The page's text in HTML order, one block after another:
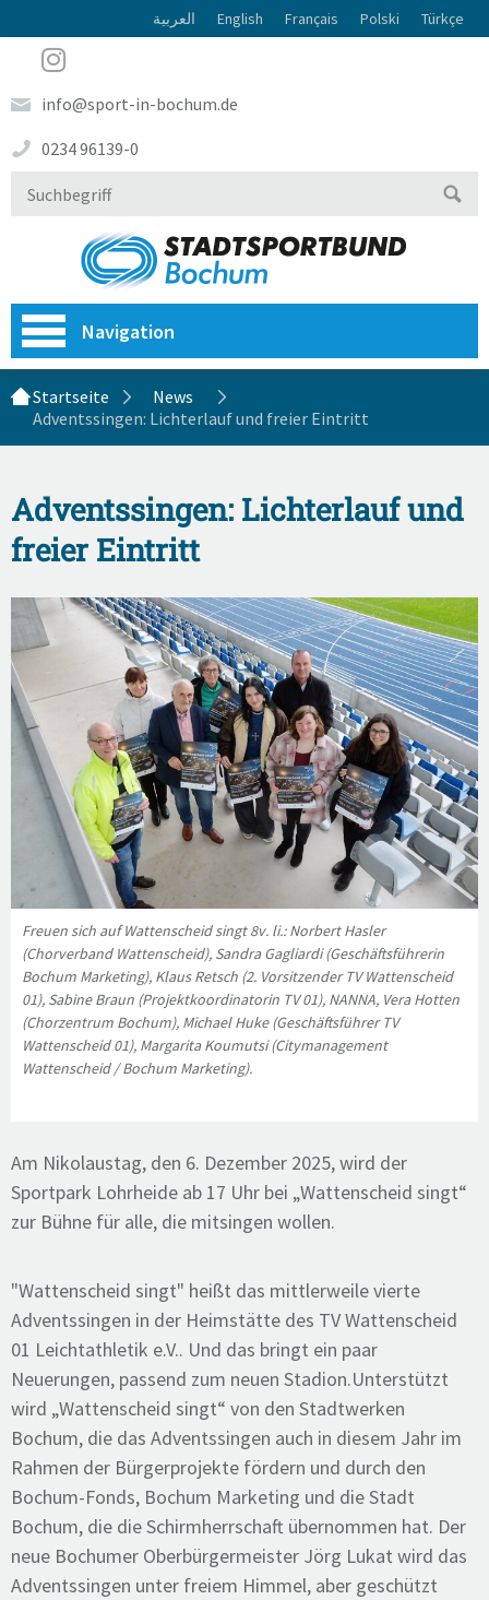
العربية English Français Polski Türkçe
info@sport-in-bochum.de
0234 96139-0
Navigation
Startseite
News
Adventssingen: Lichterlauf und freier Eintritt
Adventssingen: Lichterlauf und
freier Eintritt
Freuen sich auf Wattenscheid singt 8v. li.: Norbert Hasler
(Chorverband Wattenscheid), Sandra Gagliardi (Geschäftsführerin
Bochum Marketing), Klaus Retsch (2. Vorsitzender TV Wattenscheid
01), Sabine Braun (Projektkoordinatorin TV 01), NANNA, Vera Hotten
(Chorzentrum Bochum), Michael Huke (Geschäftsführer TV
Wattenscheid 01), Margarita Koumutsi (Citymanagement
Wattenscheid / Bochum Marketing).
Am Nikolaustag, den 6. Dezember 2025, wird der
Sportpark Lohrheide ab 17 Uhr bei „Wattenscheid singt“
zur Bühne für alle, die mitsingen wollen.
"Wattenscheid singt" heißt das mittlerweile vierte
Adventssingen in der Heimstätte des TV Wattenscheid
01 Leichtathletik e.V.. Und das bringt ein paar
Neuerungen, passend zum neuen Stadion.Unterstützt
wird „Wattenscheid singt“ von den Stadtwerken
Bochum, die das Adventssingen auch in diesem Jahr im
Rahmen der Bürgerprojekte fördern und durch den
Bochum-Fonds, Bochum Marketing und die Stadt
Bochum, die die Schirmherrschaft übernommen hat. Der
neue Bochumer Oberbürgermeister Jörg Lukat wird das
Adventssingen unter freiem Himmel, aber geschützt